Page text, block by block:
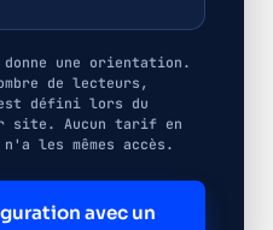
donne une orientation.
de lecteurs,
défini lors du
site. Aucun tarif en
les mêmes accès.
avec un